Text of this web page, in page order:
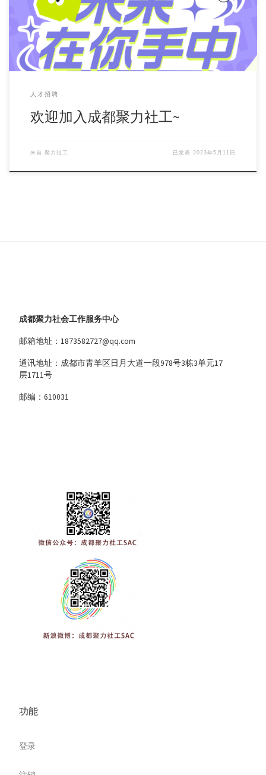
人才招聘
欢迎加入成都聚力社工~
来自 聚力社工 已发表2023年5月11日
成都聚力社会工作服务中心
邮箱地址：1873582727@qq.com
通讯地址：成都市青羊区日月大道一段978号3栋3单元17
层1711号
邮编：610031
功能
登录